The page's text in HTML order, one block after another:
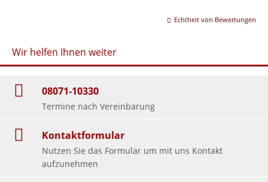
Echtheit von Bewertungen
Wir helfen Ihnen weiter
08071-10330
Termine nach Vereinbarung
Kontaktformular
Nutzen Sie das Formular um mit uns Kontakt
aufzunehmen